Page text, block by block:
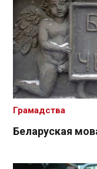
Беларуская
Грамадства